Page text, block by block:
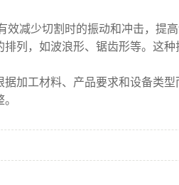
减少切割时的振动和冲击，提高
列，如波浪形、锯齿形等。这种
加工材料、产品要求和设备类型